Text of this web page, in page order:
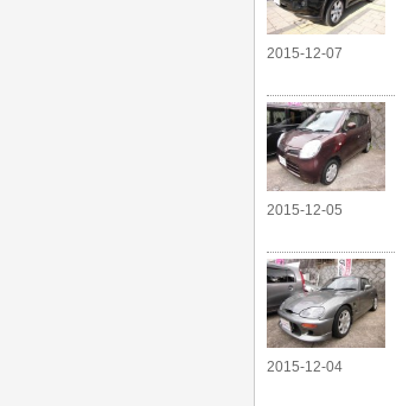
2015-12-07
2015-12-05
2015-12-04